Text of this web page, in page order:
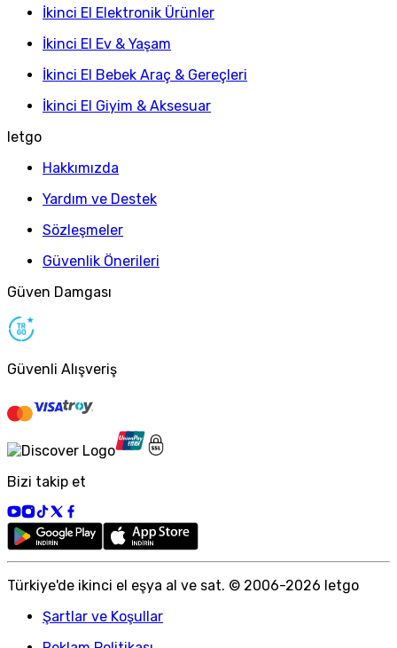
İkinci El Elektronik Ürünler
İkinci El Ev & Yaşam
İkinci El Bebek Araç & Gereçleri
İkinci El Giyim & Aksesuar
letgo
Hakkımızda
Yardım ve Destek
Sözleşmeler
Güvenlik Önerileri
Güven Damgası
Güvenli Alışveriş
Bizi takip et
Türkiye'de ikinci el eşya al ve sat. © 2006-2026 letgo
Şartlar ve Koşullar